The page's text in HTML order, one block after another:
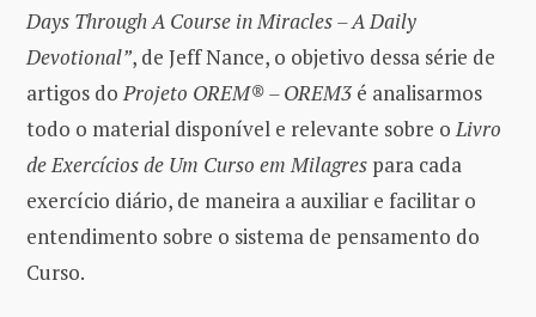
Days Through A Course in Miracles – A Daily
Devotional”, de Jeff Nance, o objetivo dessa série de
artigos doProjeto OREM® – OREM3 é analisarmos
todo o material disponível e relevante sobre oLivro
de Exercícios de Um Curso em Milagres para cada
exercício diário, de maneira a auxiliar e facilitar o
entendimento sobre o sistema de pensamento do
Curso.